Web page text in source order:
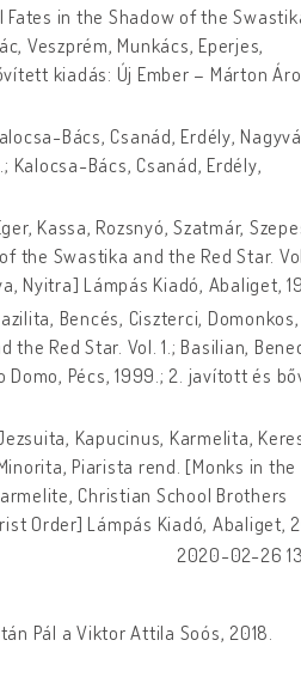
Fates in the Shadow of the
Veszprém, Munkács, Eperjes,
kiadás: Új Ember – Márton
Bács, Csanád, Erdély,
Kalocsa-Bács, Csanád, Erdély,
Kassa, Rozsnyó, Szatmár,
the Swastika and the Red Star.
Nyitra] Lámpás Kiadó, Abaliget,
Bencés, Ciszterci, Domonkos,
Red Star. Vol. 1.; Basilian,
Domo, Pécs, 1999.; 2. javított és
Kapucinus, Karmelita,
Piarista rend. [Monks in the
Christian School Brothers
Order] Lámpás Kiadó, Abaliget,
2020-02-26
Pál a Viktor Attila Soós, 2018.